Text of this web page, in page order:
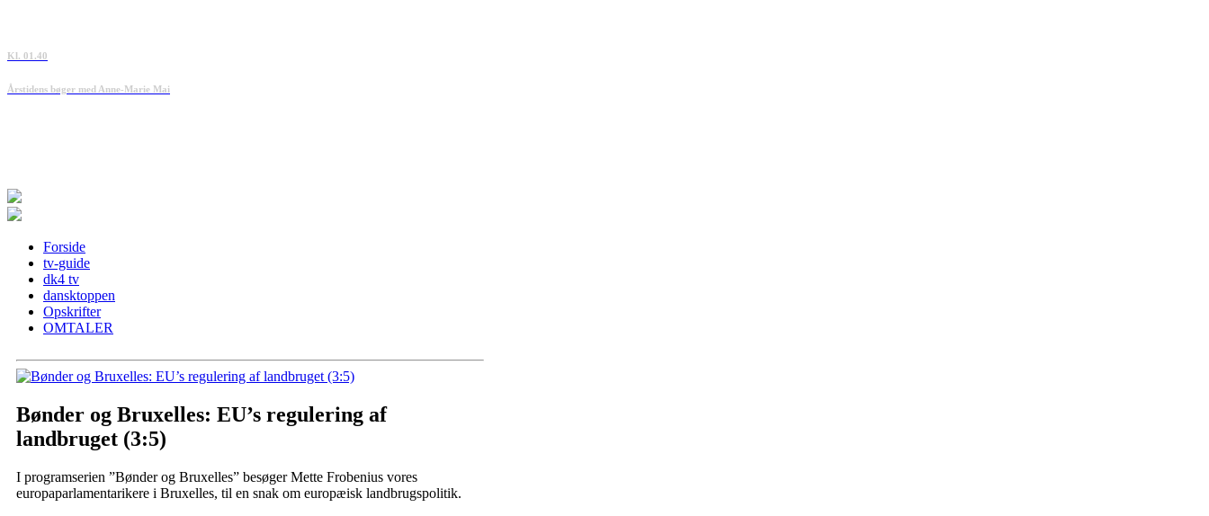
Kl. 01.40
Årstidens bøger med Anne-Marie Mai
Forside
tv-guide
dk4 tv
dansktoppen
Opskrifter
OMTALER
Bønder og Bruxelles: EU’s regulering af
landbruget (3:5)
I programserien ”Bønder og Bruxelles” besøger Mette Frobenius vores
europaparlamentarikere i Bruxelles, til en snak om europæisk landbrugspolitik.